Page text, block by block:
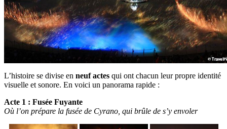
L’histoire se divise en neuf actes qui ont chacun leur propre identité
visuelle et sonore. En voici un panorama rapide :
Acte 1 : Fusée Fuyante
Où l’on prépare la fusée de Cyrano, qui brûle de s’y envoler